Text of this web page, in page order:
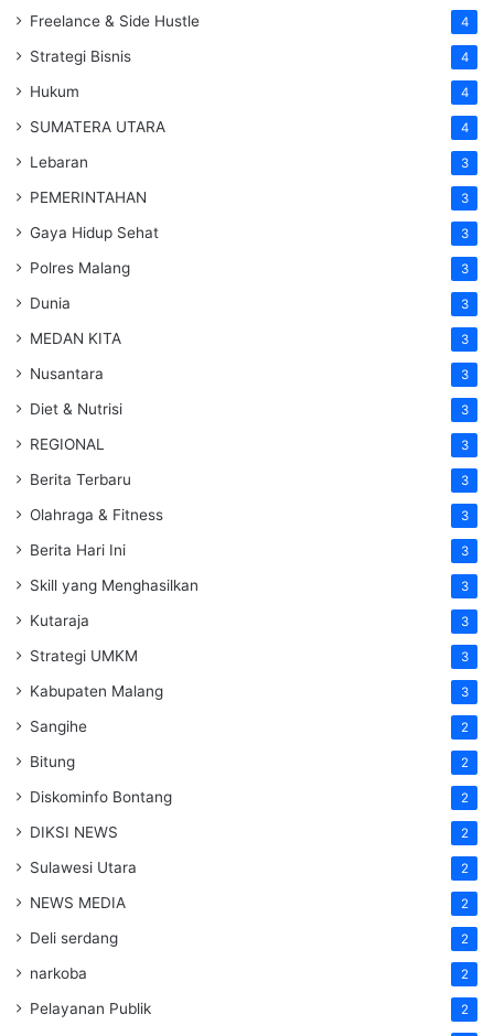
Freelance & Side Hustle 4
Strategi Bisnis 4
Hukum 4
SUMATERA UTARA 4
Lebaran 3
PEMERINTAHAN 3
Gaya Hidup Sehat 3
Polres Malang 3
Dunia 3
MEDAN KITA 3
Nusantara 3
Diet & Nutrisi 3
REGIONAL 3
Berita Terbaru 3
Olahraga & Fitness 3
Berita Hari Ini 3
Skill yang Menghasilkan 3
Kutaraja 3
Strategi UMKM 3
Kabupaten Malang 3
Sangihe 2
Bitung 2
Diskominfo Bontang 2
DIKSI NEWS 2
Sulawesi Utara 2
NEWS MEDIA 2
Deli serdang 2
narkoba 2
Pelayanan Publik 2